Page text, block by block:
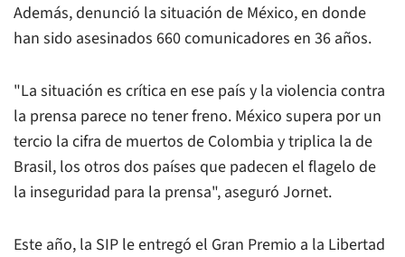
Además, denunció la situación de México, en donde
han sido asesinados 660 comunicadores en 36 años.
"La situación es crítica en ese país y la violencia contra
la prensa parece no tener freno. México supera por un
tercio la cifra de muertos de Colombia y triplica la de
Brasil, los otros dos países que padecen el flagelo de
la inseguridad para la prensa", aseguró Jornet.
Este año, la SIP le entregó el Gran Premio a la Libertad